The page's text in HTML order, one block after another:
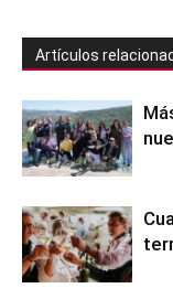
Artículos